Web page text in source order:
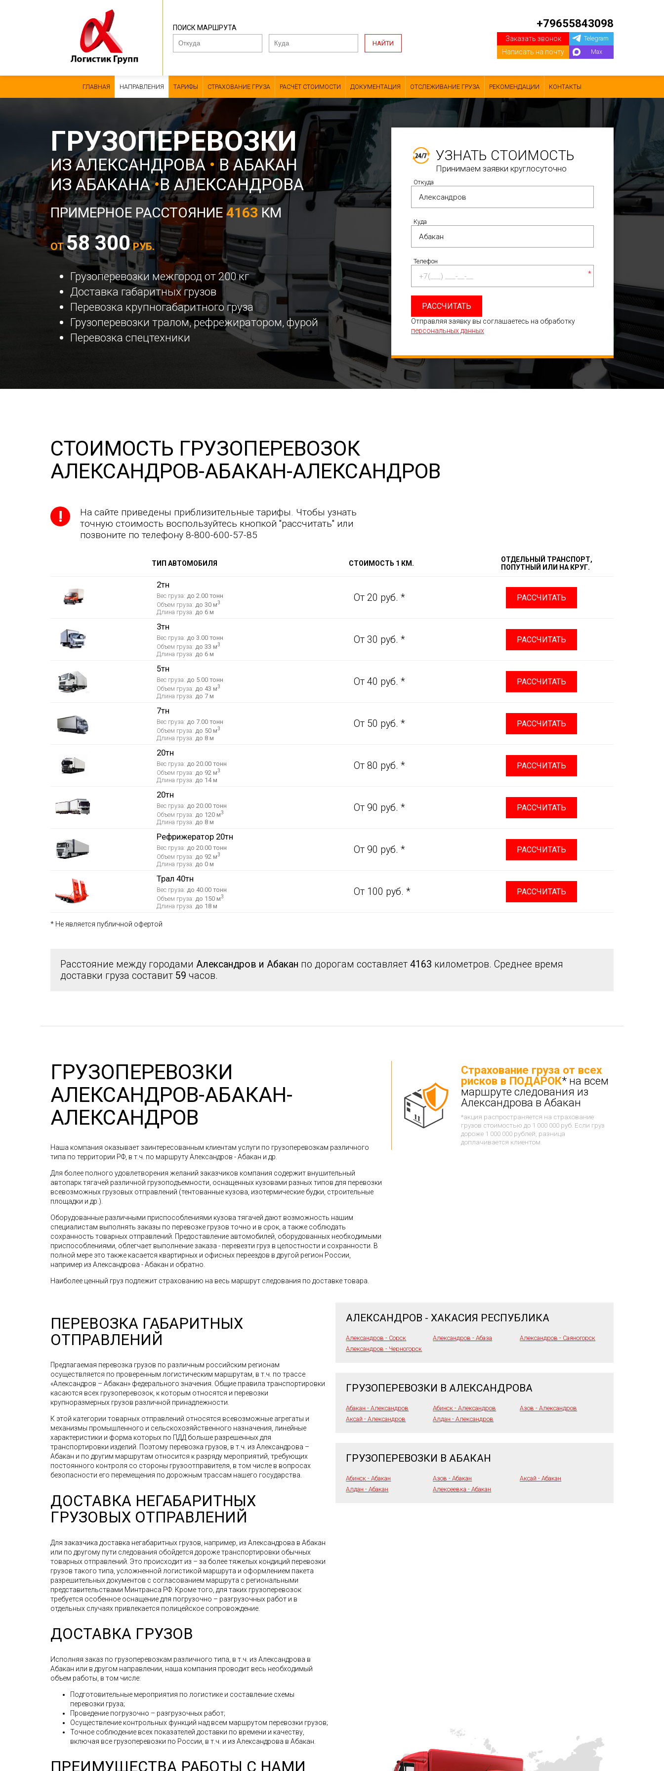
ПОИСК МАРШРУТА
НАЙТИ
+79655843098
Заказать звонок
Написать на почту
Telegram
Max
ГЛАВНАЯ НАПРАВЛЕНИЯ ТАРИФЫ СТРАХОВАНИЕ ГРУЗА РАСЧЁТ СТОИМОСТИ ДОКУМЕНТАЦИЯ ОТСЛЕЖИВАНИЕ ГРУЗА РЕКОМЕНДАЦИИ КОНТАКТЫ
ГРУЗОПЕРЕВОЗКИ
ИЗ АЛЕКСАНДРОВА •В АБАКАН
ИЗ АБАКАНА•В АЛЕКСАНДРОВА
ПРИМЕРНОЕ РАССТОЯНИЕ4163 КМ
ОТ58 300РУБ.
Грузоперевозки межгород от 200 кг
Доставка габаритных грузов
Перевозка крупногабаритного груза
Грузоперевозки тралом, рефрежиратором, фурой
Перевозка спецтехники
УЗНАТЬ СТОИМОСТЬ
Принимаем заявки круглосуточно
Откуда
Куда
Телефон
*
РАССЧИТАТЬ
Отправляя заявку вы соглашаетесь на обработку
персональных данных
СТОИМОСТЬ ГРУЗОПЕРЕВОЗОК
АЛЕКСАНДРОВ-АБАКАН-АЛЕКСАНДРОВ
На сайте приведены приблизительные тарифы. Чтобы узнать
точную стоимость воспользуйтесь кнопкой "рассчитать" или
позвоните по телефону 8-800-600-57-85
ТИП АВТОМОБИЛЯ СТОИМОСТЬ 1 КМ.
ОТДЕЛЬНЫЙ ТРАНСПОРТ,
ПОПУТНЫЙ ИЛИ НА КРУГ.
2тн
Вес груза: до 2.00 тонн
Объем груза: до 30 м3
Длина груза: до 6 м
От 20 руб. * РАССЧИТАТЬ
3тн
Вес груза: до 3.00 тонн
Объем груза: до 33 м3
Длина груза: до 6 м
От 30 руб. * РАССЧИТАТЬ
5тн
Вес груза: до 5.00 тонн
Объем груза: до 43 м3
Длина груза: до 7 м
От 40 руб. * РАССЧИТАТЬ
7тн
Вес груза: до 7.00 тонн
Объем груза: до 50 м3
Длина груза: до 8 м
От 50 руб. * РАССЧИТАТЬ
20тн
Вес груза: до 20.00 тонн
Объем груза: до 92 м3
Длина груза: до 14 м
От 80 руб. * РАССЧИТАТЬ
20тн
Вес груза: до 20.00 тонн
Объем груза: до 120 м3
Длина груза: до 8 м
От 90 руб. * РАССЧИТАТЬ
Рефрижератор 20тн
Вес груза: до 20.00 тонн
Объем груза: до 92 м3
Длина груза: до 0 м
От 90 руб. * РАССЧИТАТЬ
Трал 40тн
Вес груза: до 40.00 тонн
Объем груза: до 150 м3
Длина груза: до 18 м
От 100 руб. * РАССЧИТАТЬ
* Не является публичной офертой
Расстояние между городами Александров и Абакан по дорогам составляет 4163 километров. Среднее время
доставки груза составит 59 часов.
ГРУЗОПЕРЕВОЗКИ
АЛЕКСАНДРОВ-АБАКАН-
АЛЕКСАНДРОВ
Наша компания оказывает заинтересованным клиентам услуги по грузоперевозкам различного
типа по территории РФ, в т.ч. по маршруту Александров - Абакан и др.
Для более полного удовлетворения желаний заказчиков компания содержит внушительный
автопарк тягачей различной грузоподъемности, оснащенных кузовами разных типов для перевозки
всевозможных грузовых отправлений (тентованные кузова, изотермические будки, строительные
площадки и др.).
Оборудованные различными приспособлениями кузова тягачей дают возможность нашим
специалистам выполнять заказы по перевозке грузов точно и в срок, а также соблюдать
сохранность товарных отправлений. Предоставление автомобилей, оборудованных необходимыми
приспособлениями, облегчает выполнение заказа - перевезти груз в целостности и сохранности. В
полной мере это также касается квартирных и офисных переездов в другой регион России,
например из Александрова - Абакан и обратно.
Наиболее ценный груз подлежит страхованию на весь маршрут следования по доставке товара.
Страхование груза от всех
рисков в ПОДАРОК* на всем
маршруте следования из
Александрова в Абакан
*акция распространяется на страхование
грузов стоимостью до 1 000 000 руб. Если груз
дороже 1 000 000 рублей, разница
доплачивается клиентом.
ПЕРЕВОЗКА ГАБАРИТНЫХ
ОТПРАВЛЕНИЙ
Предлагаемая перевозка грузов по различным российским регионам
осуществляется по проверенным логистическим маршрутам, в т.ч. по трассе
«Александров – Абакан» федерального значения. Общие правила транспортировки
касаются всех грузоперевозок, к которым относятся и перевозки
крупноразмерных грузов различной принадлежности.
К этой категории товарных отправлений относятся всевозможные агрегаты и
механизмы промышленного и сельскохозяйственного назначения, линейные
характеристики и форма которых по ПДД больше разрешенных для
транспортировки изделий. Поэтому перевозка грузов, в т.ч. из Александрова –
Абакан и по другим маршрутам относится к разряду мероприятий, требующих
постоянного контроля со стороны грузоотправителя, в том числе в вопросах
безопасности его перемещения по дорожным трассам нашего государства.
ДОСТАВКА НЕГАБАРИТНЫХ
ГРУЗОВЫХ ОТПРАВЛЕНИЙ
Для заказчика доставка негабаритных грузов, например, из Александрова в Абакан
или по другому пути следования обойдется дороже транспортировки обычных
товарных отправлений. Это происходит из – за более тяжелых кондиций перевозки
грузов такого типа, усложненной логистикой маршрута и оформлением пакета
разрешительных документов с согласованием маршрута с региональными
представительствами Минтранса РФ. Кроме того, для таких грузоперевозок
требуется особенное оснащение для погрузочно – разгрузочных работ и в
отдельных случаях привлекается полицейское сопровождение.
ДОСТАВКА ГРУЗОВ
Исполняя заказ по грузоперевозкам различного типа, в т.ч. из Александрова в
Абакан или в другом направлении, наша компания проводит весь необходимый
объем работы, в том числе:
Подготовительные мероприятия по логистике и составление схемы
перевозки груза;
Проведение погрузочно – разгрузочных работ;
Осуществление контрольных функций над всем маршрутом перевозки грузов;
Точное соблюдение всех показателей доставки по времени и качеству,
включая все грузоперевозки по России, в т.ч. и из Александрова в Абакан.
ПРЕИМУЩЕСТВА РАБОТЫ С НАМИ
АЛЕКСАНДРОВ - ХАКАСИЯ РЕСПУБЛИКА
Александров - Сорск Александров - Абаза
Александров - Саяногорск
Александров - Черногорск
ГРУЗОПЕРЕВОЗКИ В АЛЕКСАНДРОВА
Абакан - Александров Абинск - Александров
Азов - Александров
Аксай - Александров
Алдан - Александров
ГРУЗОПЕРЕВОЗКИ В АБАКАН
Абинск - Абакан Азов - Абакан
Аксай - Абакан
Алдан - Абакан
Алексеевка - Абакан